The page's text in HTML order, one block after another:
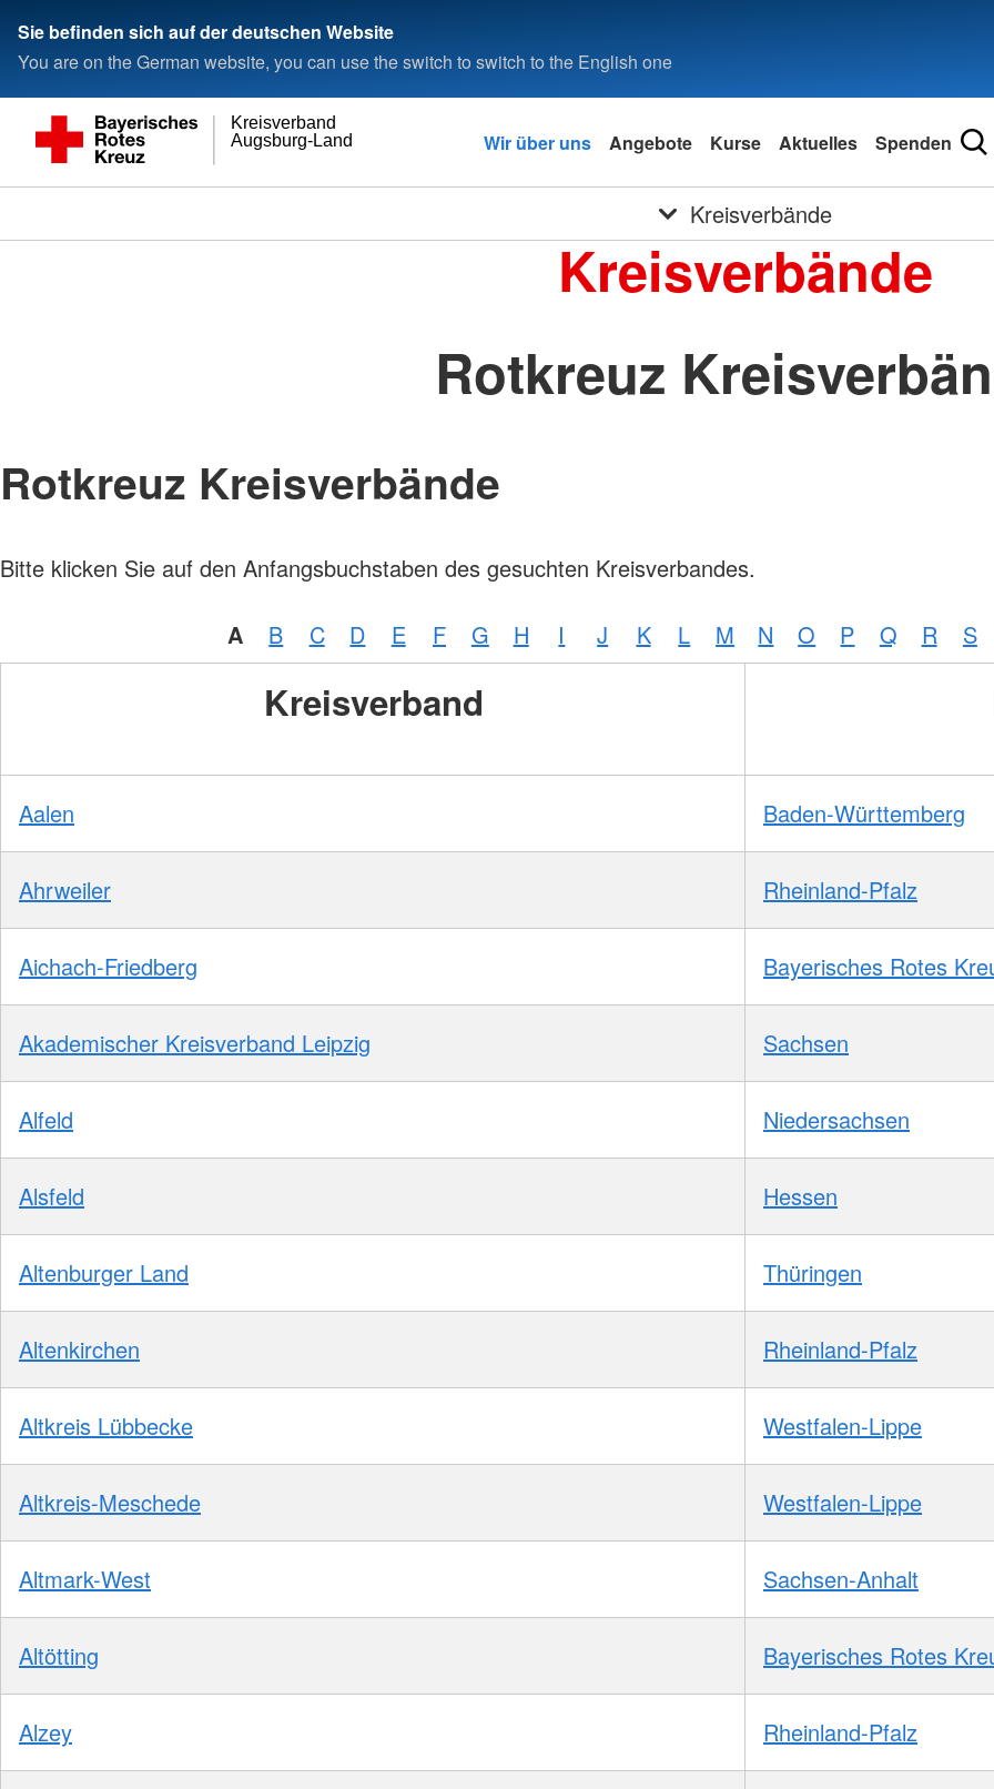
Sie befinden sich auf der deutschen Website
You are on the German website, you can use the switch to switch to the English one
Augsburg-Land
Kreisverband
Wir über uns Angebote Kurse Aktuelles Spenden
Kreisverbände
Kreisverbände
Rotkreuz
Rotkreuz Kreisverbände
Bitte klicken Sie auf den Anfangsbuchstaben des gesuchten Kreisverbandes.
A B C D E F G H I J K L M N O P Q R S
Kreisverband
Aalen Baden-Württemberg
Ahrweiler Rheinland-Pfalz
Aichach-Friedberg Bayerisches Rotes
Akademischer Kreisverband Leipzig Sachsen
Alfeld Niedersachsen
Alsfeld Hessen
Altenburger Land Thüringen
Altenkirchen Rheinland-Pfalz
Altkreis Lübbecke Westfalen-Lippe
Altkreis-Meschede Westfalen-Lippe
Altmark-West Sachsen-Anhalt
Altötting Bayerisches Rotes
Alzey Rheinland-Pfalz